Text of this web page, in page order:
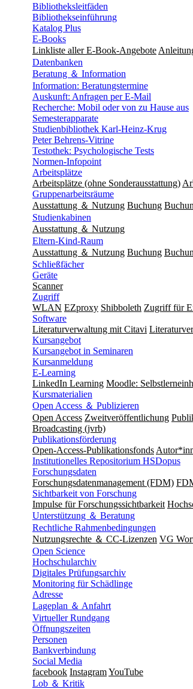
Bibliotheksleitfäden
Bibliothekseinführung
Katalog Plus
E-Books
Linkliste aller E-Book-Angebote
Datenbanken
Beratung ＆ Information
Information: Beratungstermine
Auskunft: Anfragen per E-Mail
Recherche: Mobil oder von zu Hause aus
Semesterapparate
Studienbibliothek Karl-Heinz-Krug
Peter Behrens-Vitrine
Testothek: Psychologische Tests
Normen-Infopoint
Arbeitsplätze
Arbeitsplätze (ohne Sonderausstattung)
Gruppenarbeitsräume
Ausstattung ＆ Nutzung Buchung
Studienkabinen
Ausstattung ＆ Nutzung
Eltern-Kind-Raum
Ausstattung ＆ Nutzung Buchung
Schließfächer
Geräte
Scanner
Zugriff
WLAN EZproxy Shibboleth Zugriff für
Software
Literaturverwaltung mit Citavi
Kursangebot
Kursangebot in Seminaren
Kursanmeldung
E-Learning
LinkedIn Learning Moodle:
Kursmaterialien
Open Access ＆ Publizieren
Open Access Zweitveröffentlichung
Broadcasting (jvrb)
Publikationsförderung
Open-Access-Publikationsfonds
Institutionelles Repositorium HSDopus
Forschungsdaten
Forschungsdatenmanagement (FDM)
Sichtbarkeit von Forschung
Impulse für Forschungssichtbarkeit
Unterstützung ＆ Beratung
Rechtliche Rahmenbedingungen
Nutzungsrechte ＆ CC-Lizenzen VG
Open Science
Hochschularchiv
Digitales Prüfungsarchiv
Monitoring für Schädlinge
Adresse
Lageplan ＆ Anfahrt
Virtueller Rundgang
Öffnungszeiten
Personen
Bankverbindung
Social Media
facebook InstagramYouTube
Lob ＆ Kritik